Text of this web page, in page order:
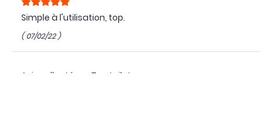
Simple à l'utilisation, top.
( 07/02/22 )
Avis collecté par Trustpilot